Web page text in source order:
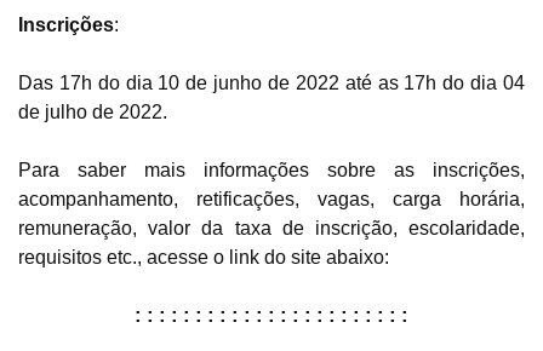
Inscrições:
Das 17h do dia 10 de junho de 2022 até as 17h do dia 04
de julho de 2022.
Para saber mais informações sobre as inscrições,
acompanhamento, retificações, vagas, carga horária,
remuneração, valor da taxa de inscrição, escolaridade,
requisitos etc., acesse o link do site abaixo:
:::::::::::::::::::::::